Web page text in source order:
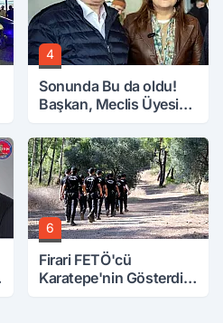
4
Sonunda Bu da oldu!
Başkan, Meclis Üyesini
Attırdı
6
Firari FETÖ'cü
Karatepe'nin Gösterdiği